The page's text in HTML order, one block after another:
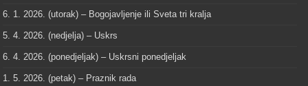
6. 1. 2026. (utorak) – Bogojavljenje ili Sveta tri kralja
5. 4. 2026. (nedjelja) – Uskrs
6. 4. 2026. (ponedjeljak) – Uskrsni ponedjeljak
1. 5. 2026. (petak) – Praznik rada